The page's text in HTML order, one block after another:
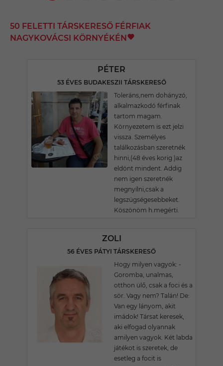
50 FELETTI TÁRSKERESŐ FÉRFIAK
NAGYKOVÁCSI KÖRNYÉKÉN
PÉTER
53 ÉVES BUDAKESZII TÁRSKERESŐ
Toleráns,nem dohányzó,
alkalmazkodó férfinak
tartom magam.
Környezetem is ezt jelzi
vissza. Személyes
találkozásban szeretnék
hinni,(48 éves korig )az
eldönt mindent. Addig
nem igen szeretnék
megnyílni,csak a
legszügségesebbeket.
Köszönöm h.megérti.
ZOLI
56 ÉVES PÁTYI TÁRSKERESŐ
Hogy milyen vagyok: -
Goromba, unalmas,
otthon ülő, csak a foci és a
sör. Vagy nem? Talán! De:
Van egy lányom, akit
imádok! Társat keresek,
aki elfogad olyannak
amilyen vagyok. Két labda
játékot is szeretek, de
esetleg a focit is